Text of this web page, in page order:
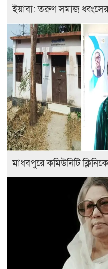
ইয়াবা: তরুণ সমাজ
মাধবপুরে কমিউনিটি